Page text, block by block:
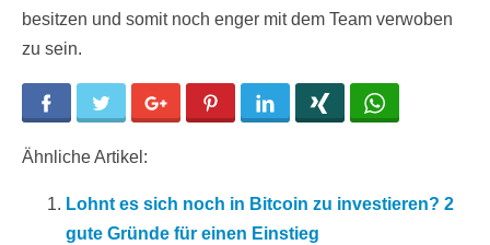
besitzen und somit noch enger mit dem Team verwoben
zu sein.
Facebook Twitter Google+ Pinterest LinkedIn
Ähnliche Artikel:
Lohnt es sich noch in Bitcoin zu investieren? 2
gute Gründe für einen Einstieg